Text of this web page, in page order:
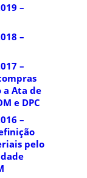
–
–
–
a Ata de
e DPC
–
pelo